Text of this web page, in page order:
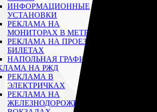
ИНФОРМАЦИОННЫЕ
УСТАНОВКИ
РЕКЛАМА НА
МОНИТОРАХ В МЕТРО
РЕКЛАМА НА ПРОЕЗДНЫХ
БИЛЕТАХ
НАПОЛЬНАЯ ГРАФИКА
НА РЖД
РЕКЛАМА В
ЭЛЕКТРИЧКАХ
РЕКЛАМА НА
ЖЕЛЕЗНОДОРОЖНЫХ